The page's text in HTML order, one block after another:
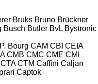
Bruks Bruno Brückner
Busch Butler BvL Bystronic
Bourg CAM CBI CEIA
CMB CMC CME CMI
CTA CTM Caffini Caljan
Captok